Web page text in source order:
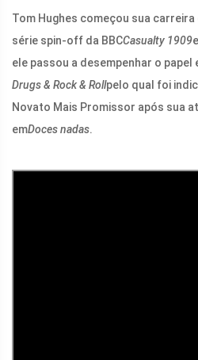
Tom Hughes começou sua
série spin-off da BBCCasualty 1909
ele passou a desempenhar o papel
Drugs & Rock & Rollpelo qual foi
Novato Mais Promissor após sua
emDoces nadas.